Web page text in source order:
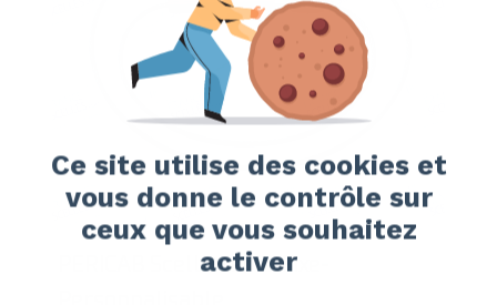
Ce site utilise des cookies et
vous donne le contrôle sur
ceux que vous souhaitez
activer
PERICAB Scellé câble Fixe-